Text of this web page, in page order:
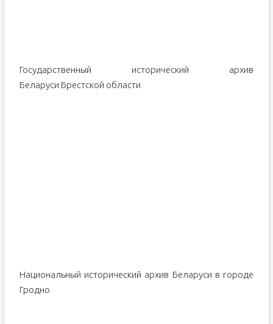
Государственный исторический архив
Беларуси Брестской области
Национальный исторический архив Беларуси в городе
Гродно